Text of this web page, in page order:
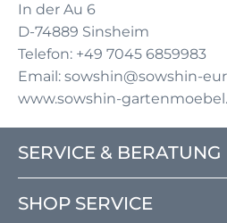
In der Au 6
D-74889 Sinsheim
Telefon: +49 7045 6859983
Email: sowshin@sowshin-
www.sowshin-
SERVICE & BERATUNG
SHOP SERVICE